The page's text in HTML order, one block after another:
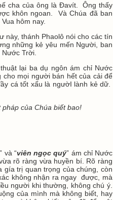
cha của ông là Đavít. Ông thấy
khôn ngoan. Và Chúa đã ban
hôm nay.
này, thánh Phaolô nói cho các tín
những kẻ yêu mến Người, ban
Trời.
lại ba dụ ngôn ám chỉ Nước
mọi người bán hết của cải để
cá tốt xấu là ngườI lành kẻ dữ.
của Chúa biết bao!
” và “viên ngọc quý” ám chỉ Nước
rõ ràng vừa huyền bí. Rõ ràng
gía trị quan trọng của chúng, còn
không nhận ra ngay được, mà
người khi thường, không chú ý.
của mình mà không biết, hay